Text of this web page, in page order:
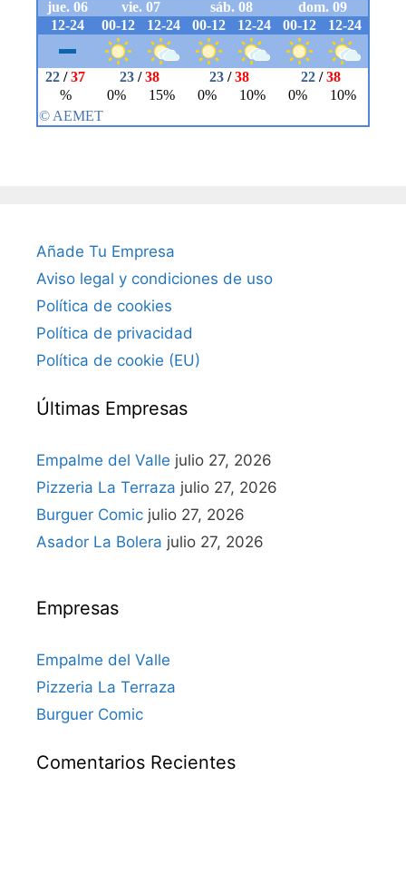
Añade Tu Empresa
Aviso legal y condiciones de uso
Política de cookies
Política de privacidad
Política de cookie (EU)
Últimas Empresas
Empalme del Valle julio 27, 2026
Pizzeria La Terraza julio 27, 2026
Burguer Comic julio 27, 2026
Asador La Bolera julio 27, 2026
Empresas
Empalme del Valle
Pizzeria La Terraza
Burguer Comic
Comentarios Recientes